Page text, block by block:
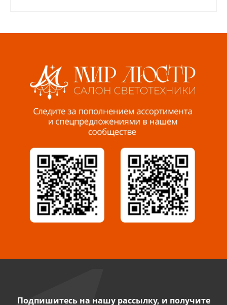
Пенза, ул. Пролетарская, 61 ТЦ "Стройбери"
Миасс, ул. Романенко, 95
8 922 500 30 39
Сызрань, ул. Декабристов, 1А
8 927 009 54 63
Саратов, ул. Танкистов, 37 (БЦ «Дикомп»)
Подпишитесь на нашу рассылку, и получите